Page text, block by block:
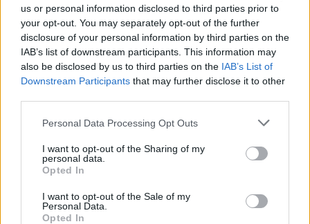
us or personal information disclosed to third parties prior to
your opt-out. You may separately opt-out of the further
disclosure of your personal information by third parties on the
IAB’s list of downstream participants. This information may
also be disclosed by us to third parties on the IAB’s List of
Downstream Participants that may further disclose it to other
Personal Data Processing Opt Outs
I want to opt-out of the Sharing of my
personal data.
Opted In
I want to opt-out of the Sale of my
Personal Data.
Opted In
Žinios | Pasaulis
Beveik pusė lietuvių nepadėtų pabėgėliams
Žinios Lietuvos diena
Sulaikytas Lietuvoje registruotas sunkvežimis, vežęs 11
Žinios | Lietuvos diena
Pabėgėliai keliaus į šalies pakraščius?